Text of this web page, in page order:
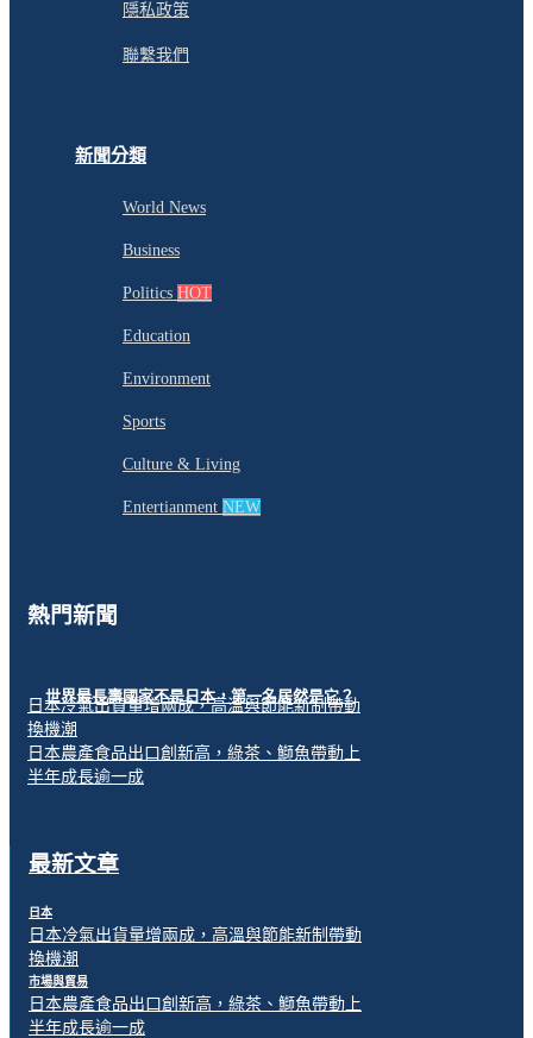
隱私政策
聯繫我們
新聞分類
World News
Business
Politics HOT
Education
Environment
Sports
Culture & Living
Entertianment NEW
熱門新聞
世界最長壽國家不是日本，第一名居然是它？
日本冷氣出貨量增兩成，高溫與節能新制帶動
換機潮
日本農產食品出口創新高，綠茶、鰤魚帶動上
半年成長逾一成
最新文章
日本
日本冷氣出貨量增兩成，高溫與節能新制帶動
換機潮
市場與貿易
日本農產食品出口創新高，綠茶、鰤魚帶動上
半年成長逾一成